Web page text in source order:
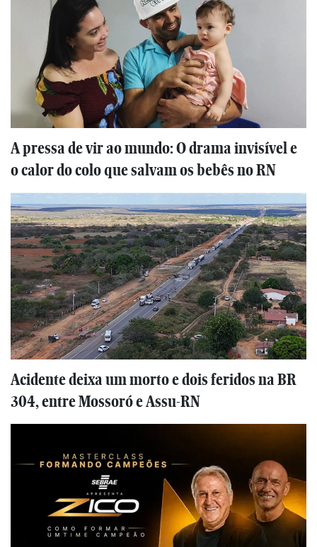
A pressa de vir ao mundo: O drama invisível e
o calor do colo que salvam os bebês no RN
Acidente deixa um morto e dois feridos na BR
304, entre Mossoró e Assu-RN